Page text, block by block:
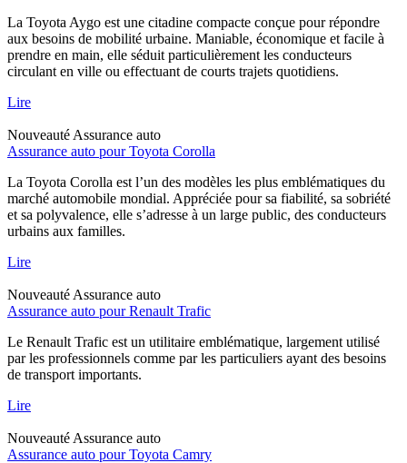
La Toyota Aygo est une citadine compacte conçue pour répondre
aux besoins de mobilité urbaine. Maniable, économique et facile à
prendre en main, elle séduit particulièrement les conducteurs
circulant en ville ou effectuant de courts trajets quotidiens.
Lire
Nouveauté Assurance auto
Assurance auto pour Toyota Corolla
La Toyota Corolla est l’un des modèles les plus emblématiques du
marché automobile mondial. Appréciée pour sa fiabilité, sa sobriété
et sa polyvalence, elle s’adresse à un large public, des conducteurs
urbains aux familles.
Lire
Nouveauté Assurance auto
Assurance auto pour Renault Trafic
Le Renault Trafic est un utilitaire emblématique, largement utilisé
par les professionnels comme par les particuliers ayant des besoins
de transport importants.
Lire
Nouveauté Assurance auto
Assurance auto pour Toyota Camry